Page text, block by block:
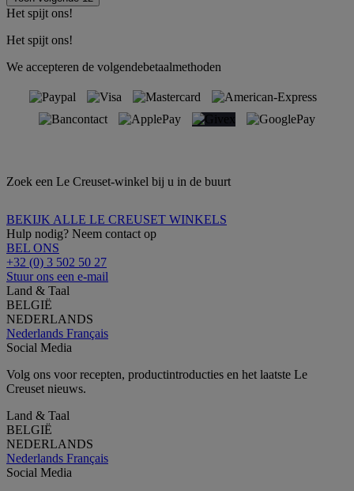
Het spijt ons!
Het spijt ons!
We accepteren de volgendebetaalmethoden
Zoek een Le Creuset-winkel bij u in de buurt
BEKIJK ALLE LE CREUSET WINKELS
Hulp nodig? Neem contact op
BEL ONS
+32 (0) 3 502 50 27
Stuur ons een e-mail
Land & Taal
BELGIË
NEDERLANDS
Nederlands Français
Social Media
Volg ons voor recepten, productintroducties en het laatste Le
Creuset nieuws.
Land & Taal
BELGIË
NEDERLANDS
Nederlands Français
Social Media